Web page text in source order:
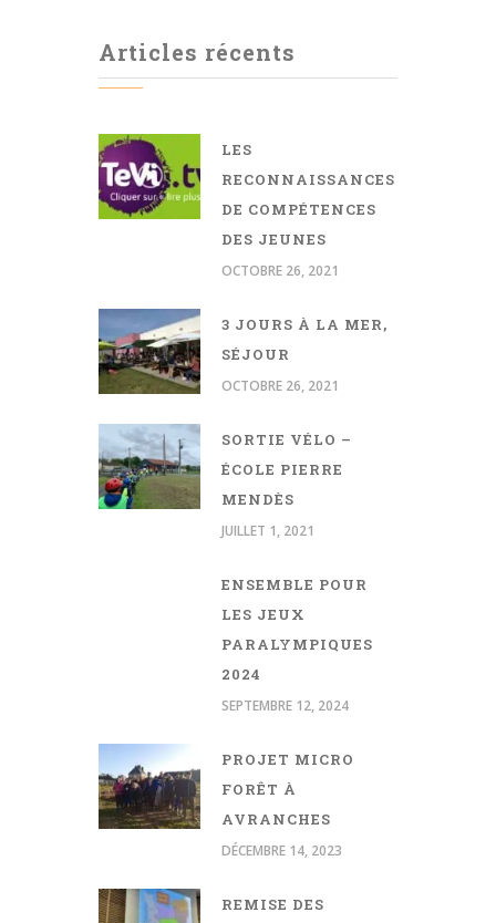
Articles récents
LES
RECONNAISSANCES
DE COMPÉTENCES
DES JEUNES
OCTOBRE 26, 2021
3 JOURS À LA MER,
SÉJOUR
OCTOBRE 26, 2021
SORTIE VÉLO –
ÉCOLE PIERRE
MENDÈS
JUILLET 1, 2021
ENSEMBLE POUR
LES JEUX
PARALYMPIQUES
2024
SEPTEMBRE 12, 2024
PROJET MICRO
FORÊT À
AVRANCHES
DÉCEMBRE 14, 2023
REMISE DES